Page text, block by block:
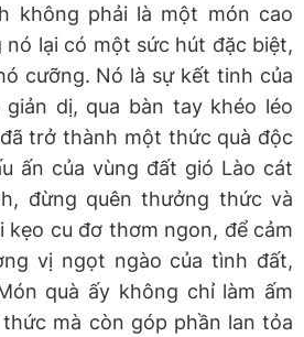
không phải là một món cao
nó lại có một sức hút đặc biệt,
cưỡng. Nó là sự kết tinh của
giản dị, qua bàn tay khéo léo
trở thành một thức quà độc
ấn của vùng đất gió Lào cát
đừng quên thưởng thức và
kẹo cu đơ thơm ngon, để cảm
vị ngọt ngào của tình đất,
quà ấy không chỉ làm ấm
mà còn góp phần lan tỏa